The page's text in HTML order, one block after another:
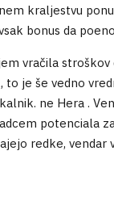
kraljestvu
bonus da
vračila stroškov
je še vedno
ne Hera .
potenciala
redke, vendar